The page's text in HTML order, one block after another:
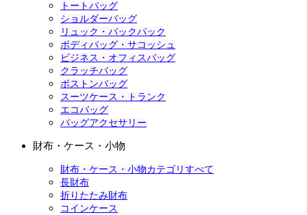
トートバッグ
ショルダーバッグ
リュック・バックパック
ボディバッグ・サコッシュ
ビジネス・オフィスバッグ
クラッチバッグ
ボストンバッグ
スーツケース・トランク
エコバッグ
バッグアクセサリー
財布・ケース・小物
財布・ケース・小物カテゴリすべて
長財布
折りたたみ財布
コインケース